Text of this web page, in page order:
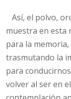
Así, el polvo,
muestra en esta
para la
trasmutando la
para
volver al ser en